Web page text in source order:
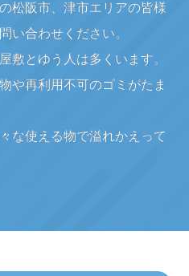
松阪市、津市エリアの皆様
い合わせください。
敷とゆう人は多くいます。
や再利用不可のゴミがたま
な使える物で溢れかえって